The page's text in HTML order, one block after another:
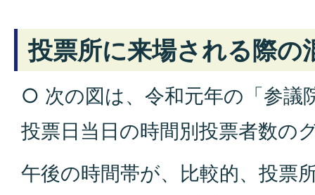
投票所に来場される際の
○ 次の図は、令和元年の「参議
投票日当日の時間別投票者数の
午後の時間帯が、比較的、投票